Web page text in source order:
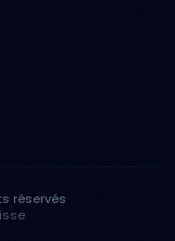
réservés